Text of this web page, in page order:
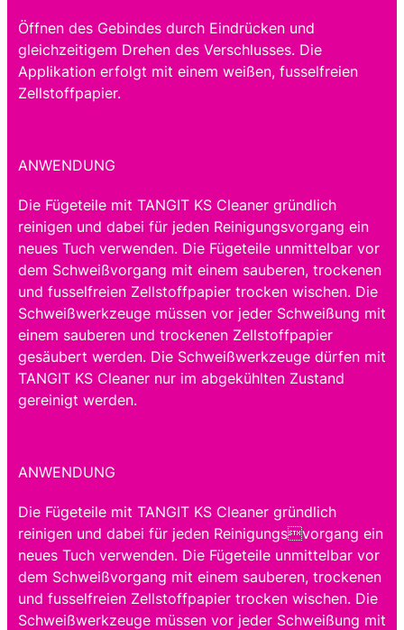
Öffnen des Gebindes durch Eindrücken und
gleichzeitigem Drehen des Verschlusses. Die
Applikation erfolgt mit einem weißen, fusselfreien
Zellstoffpapier.
ANWENDUNG
Die Fügeteile mit TANGIT KS Cleaner gründlich
reinigen und dabei für jeden Reinigungsvorgang ein
neues Tuch verwenden. Die Fügeteile unmittelbar vor
dem Schweißvorgang mit einem sauberen, trockenen
und fusselfreien Zellstoffpapier trocken wischen. Die
Schweißwerkzeuge müssen vor jeder Schweißung mit
einem sauberen und trockenen Zellstoffpapier
gesäubert werden. Die Schweißwerkzeuge dürfen mit
TANGIT KS Cleaner nur im abgekühlten Zustand
gereinigt werden.
ANWENDUNG
Die Fügeteile mit TANGIT KS Cleaner gründlich
reinigen und dabei für jeden Reinigungsvorgang ein
neues Tuch verwenden. Die Fügeteile unmittelbar vor
dem Schweißvorgang mit einem sauberen, trockenen
und fusselfreien Zellstoffpapier trocken wischen. Die
Schweißwerkzeuge müssen vor jeder Schweißung mit